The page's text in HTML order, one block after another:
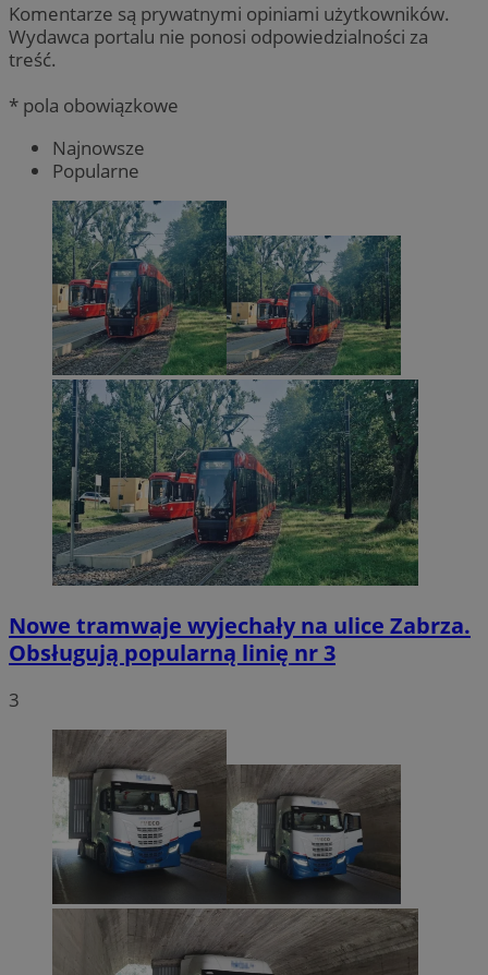
Komentarze są prywatnymi opiniami użytkowników.
Wydawca portalu nie ponosi odpowiedzialności za
treść.
* pola obowiązkowe
Najnowsze
Popularne
Nowe tramwaje wyjechały na ulice Zabrza.
Obsługują popularną linię nr 3
3